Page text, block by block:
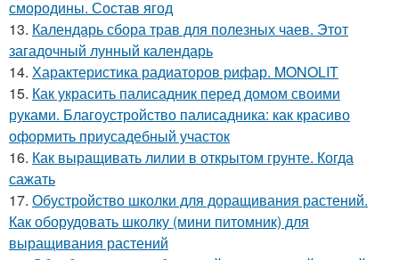
смородины. Состав ягод
13. Календарь сбора трав для полезных чаев. Этот
загадочный лунный календарь
14. Характеристика радиаторов рифар. MONOLIT
15. Как украсить палисадник перед домом своими
руками. Благоустройство палисадника: как красиво
оформить приусадебный участок
16. Как выращивать лилии в открытом грунте. Когда
сажать
17. Обустройство школки для доращивания растений.
Как оборудовать школку (мини питомник) для
выращивания растений